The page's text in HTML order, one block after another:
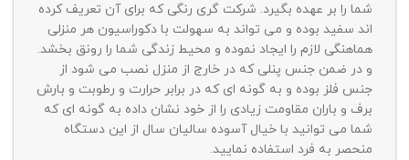
شما را بر عهده بگیرد. شرکت گری رنگی که برای آن تعریف کرده
اند سفید بوده و می تواند به سهولت با دکوراسیون هر منزلی
هماهنگی لازم را ایجاد نموده و محیط زندگی شما را رونق بخشد.
و در ضمن جنس پنلی که در خارج از منزل نصب می شود از
جنس فلز بوده و به گونه ای که در برابر حرارت و رطوبت و بارش
برف و باران مقاومت زیادی را از خود نشان داده به گونه ای که
شما می توانید با خیال آسوده سالیان سال از این دستگاه
منحصر به فرد استفاده نمایید.